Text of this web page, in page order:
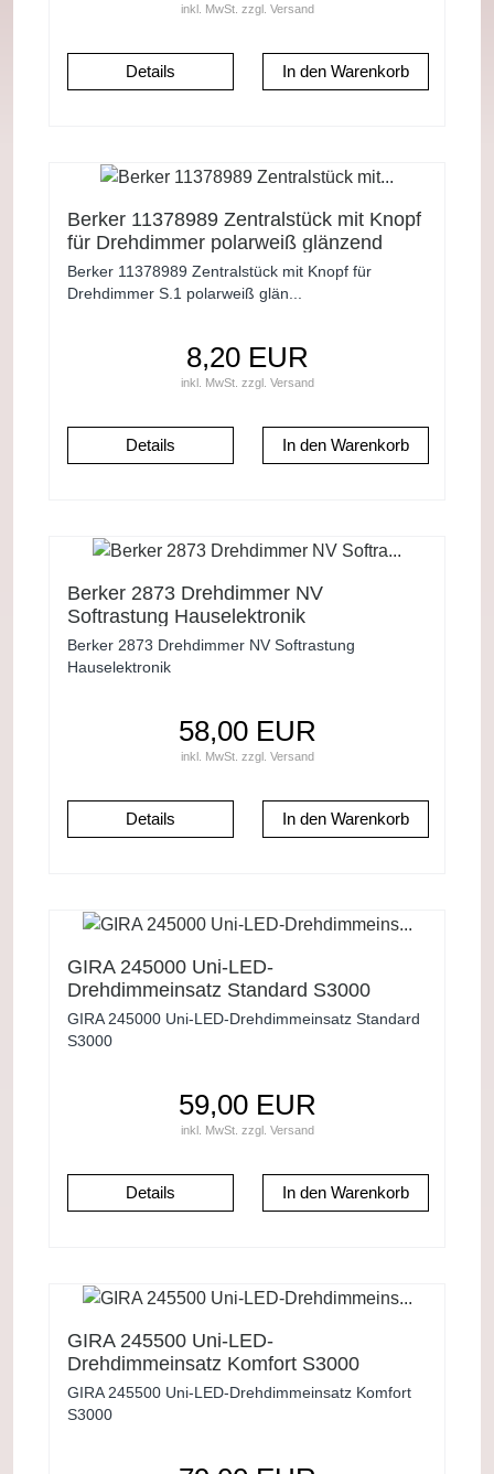
inkl. MwSt. zzgl. Versand
Details
Berker 11378989 Zentralstück mit Knopf
für Drehdimmer polarweiß glänzend
Berker 11378989 Zentralstück mit Knopf für
Drehdimmer S.1 polarweiß glän...
8,20 EUR
inkl. MwSt. zzgl. Versand
Details
Berker 2873 Drehdimmer NV
Softrastung Hauselektronik
Berker 2873 Drehdimmer NV Softrastung
Hauselektronik
58,00 EUR
inkl. MwSt. zzgl. Versand
Details
GIRA 245000 Uni-LED-
Drehdimmeinsatz Standard S3000
GIRA 245000 Uni-LED-Drehdimmeinsatz Standard
S3000
59,00 EUR
inkl. MwSt. zzgl. Versand
Details
GIRA 245500 Uni-LED-
Drehdimmeinsatz Komfort S3000
GIRA 245500 Uni-LED-Drehdimmeinsatz Komfort
S3000